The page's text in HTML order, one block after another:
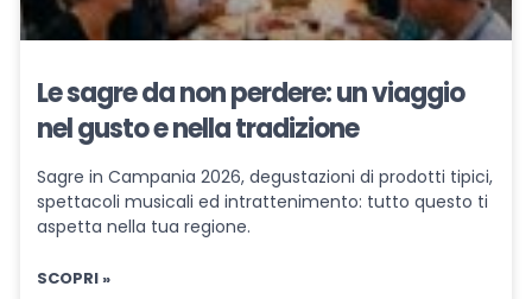
Le sagre da non perdere: un viaggio
nel gusto e nella tradizione
Sagre in Campania 2026, degustazioni di prodotti tipici,
spettacoli musicali ed intrattenimento: tutto questo ti
aspetta nella tua regione.
SCOPRI »